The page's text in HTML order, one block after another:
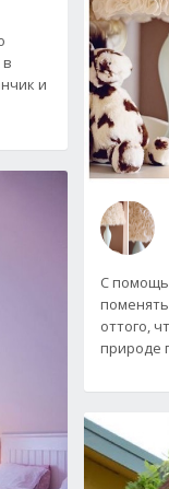
и
С
оттого,
природе